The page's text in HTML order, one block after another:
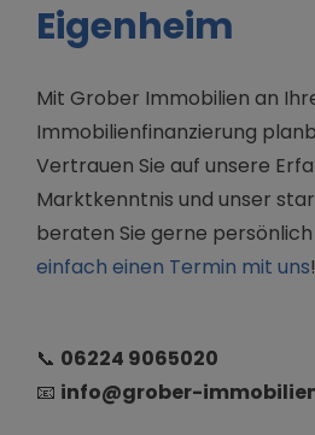
Eigenheim
Mit Grober Immobilien an
Immobilienfinanzierung
Vertrauen Sie auf unsere
Marktkenntnis und unser
beraten Sie gerne
einfach einen Termin mit uns!
📞 06224 9065020
📧 info@grober-